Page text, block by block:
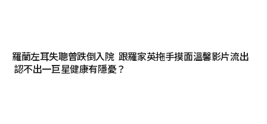
羅蘭左耳失聰曾跌倒入院 跟羅家英拖手摸面溫馨影片流出
認不出一巨星健康有隱憂？